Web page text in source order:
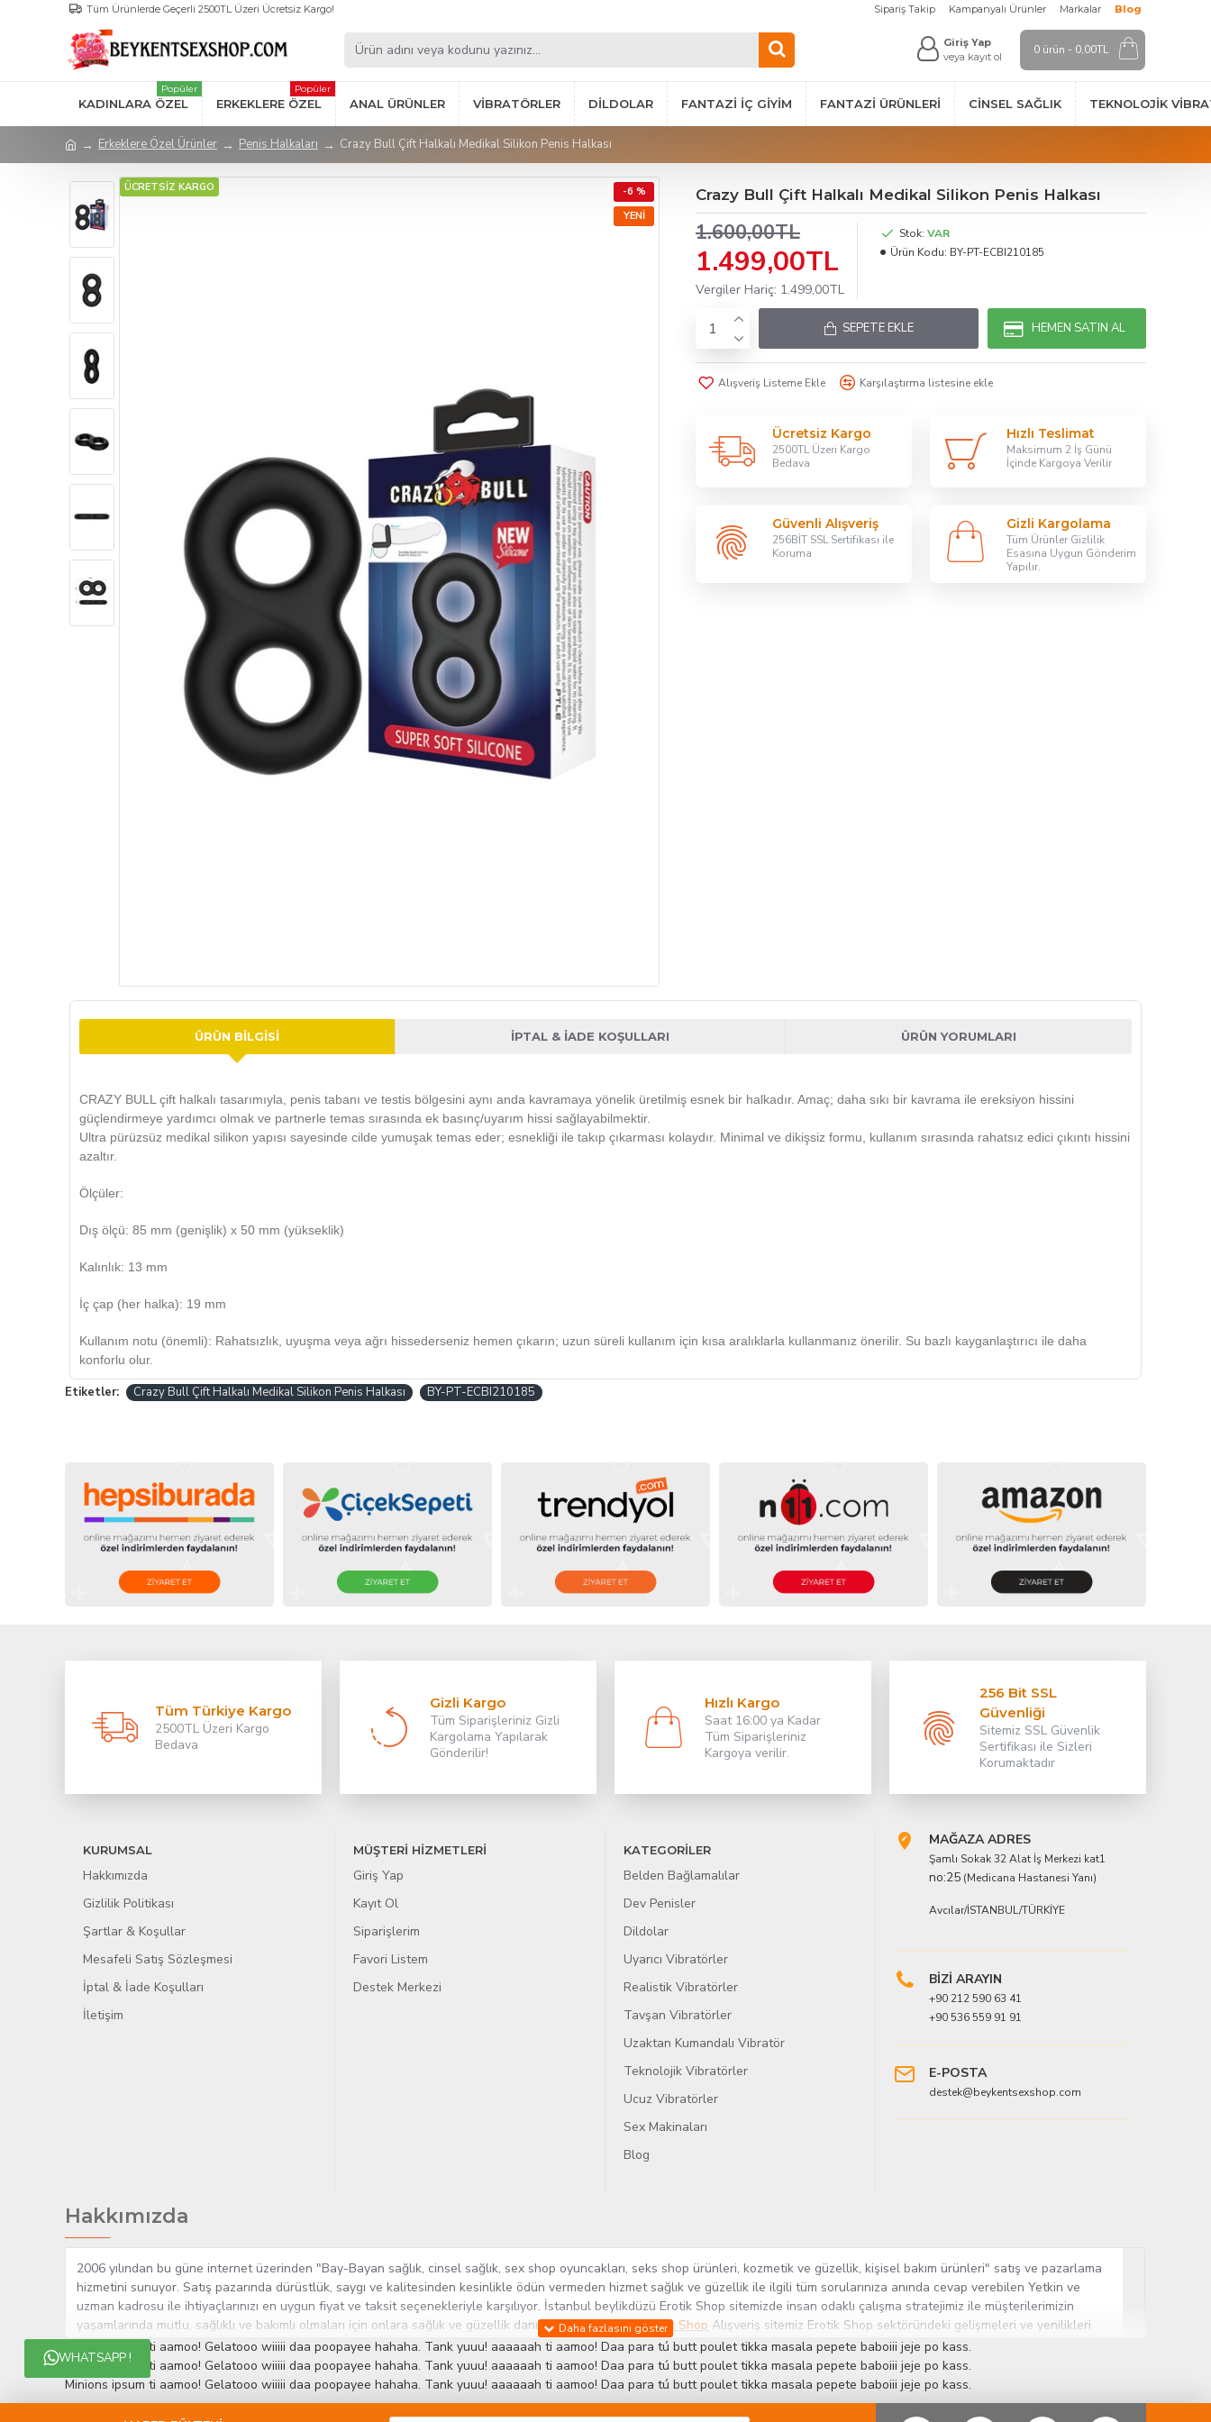
Tüm Ürünlerde Geçerli 2500TL Üzeri Ücretsiz Kargo! Sipariş Takip Kampanyalı Ürünler Markalar Blog
Giriş Yap
veya kayıt ol
0 ürün - 0,00TL
KADINLARA ÖZEL
Popüler
ERKEKLERE ÖZEL
Popüler
ANAL ÜRÜNLER VIBRATÖRLER DILDOLAR FANTAZI İÇ GIYIM FANTAZI ÜRÜNLERI CINSEL SAĞLIK TEKNOLOJIK
Erkeklere Özel Ürünler Penis Halkaları Crazy Bull Çift Halkalı Medikal Silikon Penis Halkası
YENI
ÜCRETSİZ KARGO -6 % Crazy Bull Çift Halkalı Medikal Silikon Penis Halkası
1.499,00TL
1.600,00TL
Vergiler Hariç: 1.499,00TL
Stok: VAR
Ürün Kodu: BY-PT-ECBI210185
SEPETE EKLE HEMEN SATIN AL
Alışveriş Listeme Ekle Karşılaştırma listesine ekle
Ücretsiz Kargo
2500TL Üzeri Kargo
Bedava
Hızlı Teslimat
Maksimum 2 İş Günü
İçinde Kargoya Verilir
Güvenli Alışveriş
256BİT SSL Sertifikası ile
Koruma
Gizli Kargolama
Tüm Ürünler Gizlilik
Esasına Uygun Gönderim
Yapılır.
ÜRÜN BILGISI İPTAL & İADE KOŞULLARI ÜRÜN YORUMLARI
CRAZY BULL çift halkalı tasarımıyla, penis tabanı ve testis bölgesini aynı anda kavramaya yönelik üretilmiş esnek bir halkadır. Amaç; daha sıkı bir kavrama ile ereksiyon hissini
güçlendirmeye yardımcı olmak ve partnerle temas sırasında ek basınç/uyarım hissi sağlayabilmektir.
Ultra pürüzsüz medikal silikon yapısı sayesinde cilde yumuşak temas eder; esnekliği ile takıp çıkarması kolaydır. Minimal ve dikişsiz formu, kullanım sırasında rahatsız edici çıkıntı hissini
azaltır.
Ölçüler:
Dış ölçü: 85 mm (genişlik) x 50 mm (yükseklik)
Kalınlık: 13 mm
İç çap (her halka): 19 mm
Kullanım notu (önemli): Rahatsızlık, uyuşma veya ağrı hissederseniz hemen çıkarın; uzun süreli kullanım için kısa aralıklarla kullanmanız önerilir. Su bazlı kayganlaştırıcı ile daha
konforlu olur.
Etiketler: Crazy Bull Çift Halkalı Medikal Silikon Penis Halkası BY-PT-ECBI210185
WHATSAPP !
Tüm Türkiye Kargo
2500TL Üzeri Kargo
Bedava
Gizli Kargo
Tüm Siparişleriniz Gizli
Kargolama Yapılarak
Gönderilir!
Hızlı Kargo
Saat 16:00 ya Kadar
Tüm Siparişleriniz
Kargoya verilir.
256 Bit SSL
Güvenliği
Sitemiz SSL Güvenlik
Sertifikası ile Sizleri
Korumaktadır
KURUMSAL
Hakkımızda
Gizlilik Politikası
Şartlar & Koşullar
Mesafeli Satış Sözleşmesi
İptal & İade Koşulları
İletişim
MÜŞTERİ HİZMETLERİ
Giriş Yap
Kayıt Ol
Siparişlerim
Favori Listem
Destek Merkezi
KATEGORİLER
Belden Bağlamalılar
Dev Penisler
Dildolar
Uyarıcı Vibratörler
Realistik Vibratörler
Tavşan Vibratörler
Uzaktan Kumandalı Vibratör
Teknolojik Vibratörler
Ucuz Vibratörler
Sex Makinaları
Blog
MAĞAZA ADRES
Şamlı Sokak 32 Alat İş Merkezi kat1
no:25 (Medicana Hastanesi Yanı)
Avcılar/İSTANBUL/TÜRKİYE
BİZİ ARAYIN
+90 212 590 63 41
+90 536 559 91 91
E-POSTA
destek@beykentsexshop.com
Hakkımızda
2006 yılından bu güne internet üzerinden "Bay-Bayan sağlık, cinsel sağlık, sex shop oyuncakları, seks shop ürünleri, kozmetik ve güzellik, kişisel bakım ürünleri" satış ve pazarlama
hizmetini sunuyor. Satış pazarında dürüstlük, saygı ve kalitesinden kesinlikle ödün vermeden hizmet sağlık ve güzellik ile ilgili tüm sorularınıza anında cevap verebilen Yetkin ve
uzman kadrosu ile ihtiyaçlarınızı en uygun fiyat ve taksit seçenekleriyle karşılıyor. İstanbul beylikdüzü Erotik Shop sitemizde insan odaklı çalışma stratejimiz ile müşterilerimizin
yaşamlarında mutlu, sağlıklı ve bakımlı olmaları için onlara sağlık ve güzellik danışmanlığı sağlıyoruz.Sex Shop Alışveriş sitemiz Erotik Shop sektöründeki gelişmeleri ve yenilikleri
çok yakından takip etmesi, yaklaşık 5000'e yakın geniş ürün yelpazesi ile Türkiye'de bu sektörde kendi alanımızda en geniş ürün gurubuna sahip ender mağazalardan biri olması,
müşteri memnuniyetini her zaman ön planda tutan yaklaşımcı ve yenilikçi servislerin geliştirilmesi konusundaki becerileri ile kendisine Cinsel Ürün hayatında lider ve kalıcı bir yer
edinmiştir.
Minions ipsum ti aamoo! Gelatooo wiiiii daa poopayee hahaha. Tank yuuu! aaaaaah ti aamoo! Daa para tú butt poulet tikka masala pepete baboiii jeje po kass.
Minions ipsum ti aamoo! Gelatooo wiiiii daa poopayee hahaha. Tank yuuu! aaaaaah ti aamoo! Daa para tú butt poulet tikka masala pepete baboiii jeje po kass.
Minions ipsum ti aamoo! Gelatooo wiiiii daa poopayee hahaha. Tank yuuu! aaaaaah ti aamoo! Daa para tú butt poulet tikka masala pepete baboiii jeje po kass.